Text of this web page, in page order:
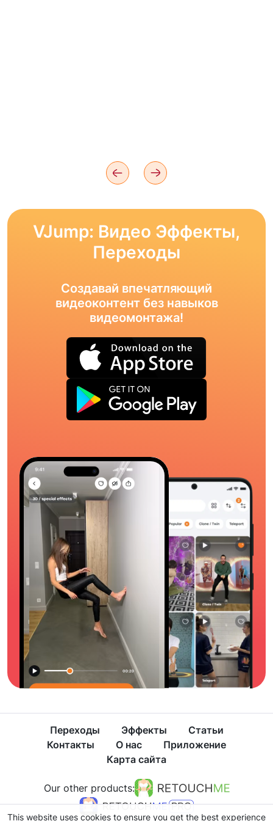
VJump: Видео Эффекты,
Переходы
Создавай впечатляющий
видеоконтент без навыков
видеомонтажа!
Переходы Эффекты
Статьи
Контакты
О нас
Приложение
Карта сайта
Our other products:
This website uses cookies to ensure you get the best experience